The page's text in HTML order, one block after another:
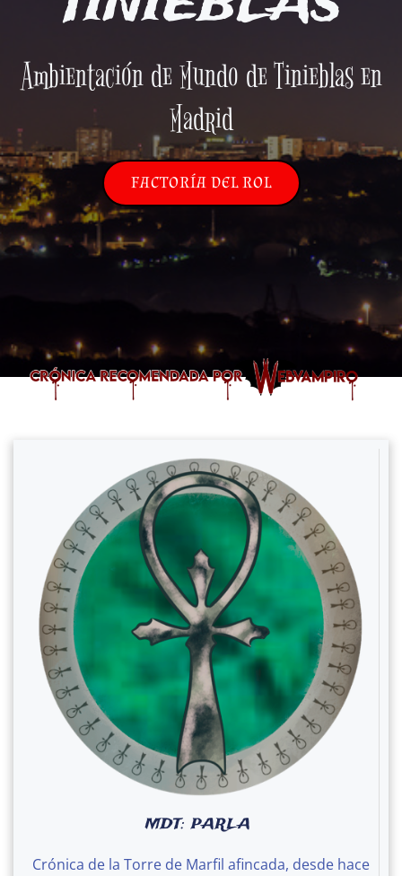
Ambientación de Mundo de Tinieblas en
Madrid
FACTORÍA DEL ROL
MDT: PARLA
Crónica de la Torre de Marfil afincada, desde hace